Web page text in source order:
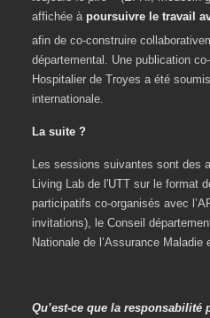
affichée à poursuivre le travail
afin de co-construire
départemental. Une publication
Hospitalier de Troyes a été
internationale.
La suite ?
Les sessions suivantes sont des
Living Lab de l'UTT sur le format
participatifs co-organisés avec
invitations), le Conseil
Nationale de l’Assurance Maladie
Qu’est-ce que la responsabilité